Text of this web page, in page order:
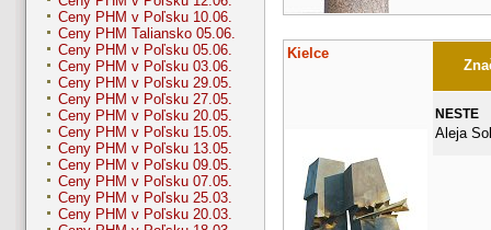
Ceny PHM v Poľsku 10.06.
Ceny PHM Taliansko 05.06.
Ceny PHM v Poľsku 05.06.
Ceny PHM v Poľsku 03.06.
Ceny PHM v Poľsku 29.05.
Ceny PHM v Poľsku 27.05.
Ceny PHM v Poľsku 20.05.
Ceny PHM v Poľsku 15.05.
Ceny PHM v Poľsku 13.05.
Ceny PHM v Poľsku 09.05.
Ceny PHM v Poľsku 07.05.
Ceny PHM v Poľsku 25.03.
Ceny PHM v Poľsku 20.03.
Kielce
NESTE
Aleja